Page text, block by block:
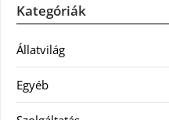
Kategóriák
Állatvilág
Egyéb